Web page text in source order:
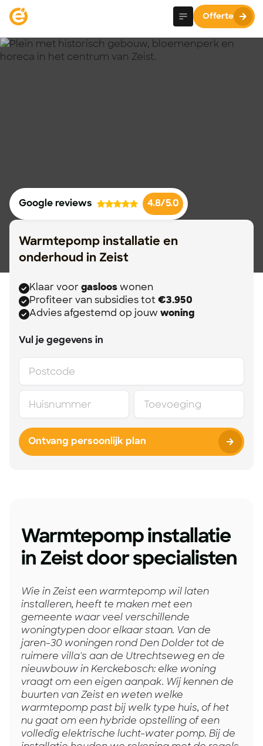
Offerte
Warmtepomp installatie en
onderhoud in Zeist
Klaar voorgaslooswonen
Profiteer van subsidies tot €3.950
Advies afgestemd op jouw woning
Vul je gegevens in
Ontvang persoonlijk plan
Google reviews 4.8/5.0
Warmtepomp installatie
in Zeist door specialisten
Wie in Zeist een warmtepomp wil laten
installeren, heeft te maken met een
gemeente waar veel verschillende
woningtypen door elkaar staan. Van de
jaren-30 woningen rond Den Dolder tot de
ruimere villa's aan de Utrechtseweg en de
nieuwbouw in Kerckebosch: elke woning
vraagt om een eigen aanpak. Wij kennen de
buurten van Zeist en weten welke
warmtepomp past bij welk type huis, of het
nu gaat om een hybride opstelling of een
volledig elektrische lucht-water pomp. Bij de